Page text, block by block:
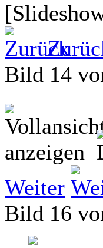
Bild 14
Weiter
Bild 16